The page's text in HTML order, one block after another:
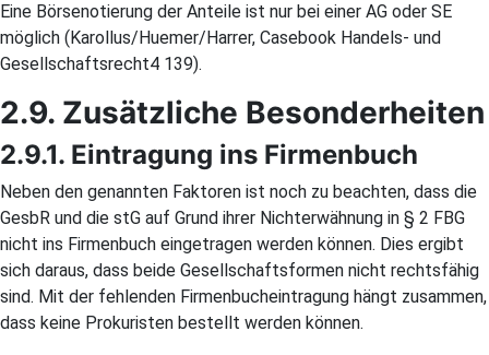
Eine Börsenotierung der Anteile ist nur bei einer AG oder SE
möglich (Karollus/Huemer/Harrer, Casebook Handels- und
Gesellschaftsrecht4 139).
2.9. Zusätzliche Besonderheiten
2.9.1. Eintragung ins Firmenbuch
Neben den genannten Faktoren ist noch zu beachten, dass die
GesbR und die stG auf Grund ihrer Nichterwähnung in § 2 FBG
nicht ins Firmenbuch eingetragen werden können. Dies ergibt
sich daraus, dass beide Gesellschaftsformen nicht rechtsfähig
sind. Mit der fehlenden Firmenbucheintragung hängt zusammen,
dass keine Prokuristen bestellt werden können.